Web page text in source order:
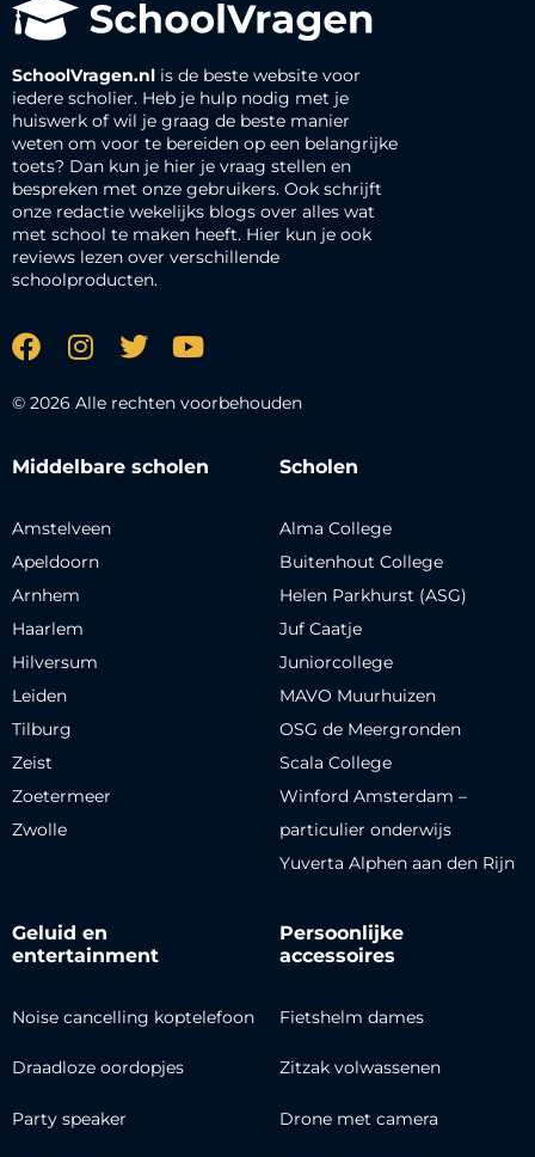
SchoolVragen.nl is de beste website voor
iedere scholier. Heb je hulp nodig met je
huiswerk of wil je graag de beste manier
weten om voor te bereiden op een belangrijke
toets? Dan kun je hier je vraag stellen en
bespreken met onze gebruikers. Ook schrijft
onze redactie wekelijks blogs over alles wat
met school te maken heeft. Hier kun je ook
reviews lezen over verschillende
schoolproducten.
© 2026 Alle rechten voorbehouden
Middelbare scholen
Amstelveen
Apeldoorn
Arnhem
Haarlem
Hilversum
Leiden
Tilburg
Zeist
Zoetermeer
Zwolle
Scholen
Alma College
Buitenhout College
Helen Parkhurst (ASG)
Juf Caatje
Juniorcollege
MAVO Muurhuizen
OSG de Meergronden
Scala College
Winford Amsterdam –
particulier onderwijs
Yuverta Alphen aan den Rijn
Geluid en
entertainment
Noise cancelling koptelefoon
Draadloze oordopjes
Party speaker
Persoonlijke
accessoires
Fietshelm dames
Zitzak volwassenen
Drone met camera